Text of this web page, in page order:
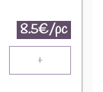
8.5€/pc
+